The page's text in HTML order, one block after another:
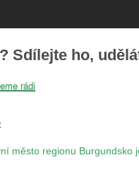
Sdílejte ho,
rádi
město regionu Burgundsko